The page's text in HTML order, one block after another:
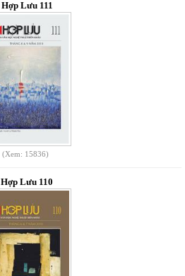
Hợp Lưu 111
(Xem: 15836)
Hợp Lưu 110